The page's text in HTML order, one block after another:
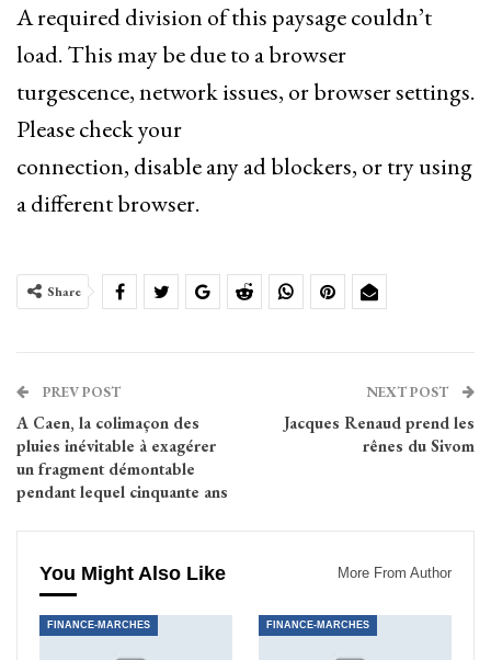
A required division of this paysage couldn’t
load. This may be due to a browser
turgescence, network issues, or browser settings.
Please check your
connection, disable any ad blockers, or try using
a different browser.
Share
PREV POST
A Caen, la colimaçon des
pluies inévitable à exagérer
un fragment démontable
pendant lequel cinquante ans
NEXT POST
Jacques Renaud prend les
rênes du Sivom
You Might Also Like More From Author
FINANCE-MARCHES FINANCE-MARCHES